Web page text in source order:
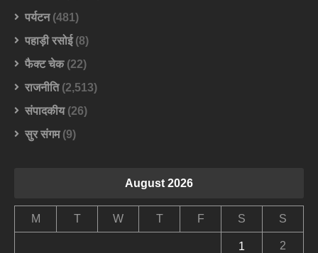
पर्यटन(481)
पहाड़ी रसोई(8)
फैक्ट चेक(22)
राजनीति(2,513)
संपादकीय(26)
सुर संगम(9)
August 2026
M T W T F S S
1 2